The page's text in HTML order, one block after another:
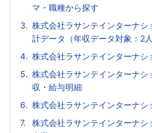
マ・職種から探す
株式会社ラサンテインターナ
計データ（年収データ対象：2人
株式会社ラサンテインターナシ
株式会社ラサンテインターナシ
収・給与明細
株式会社ラサンテインターナシ
株式会社ラサンテインターナシ